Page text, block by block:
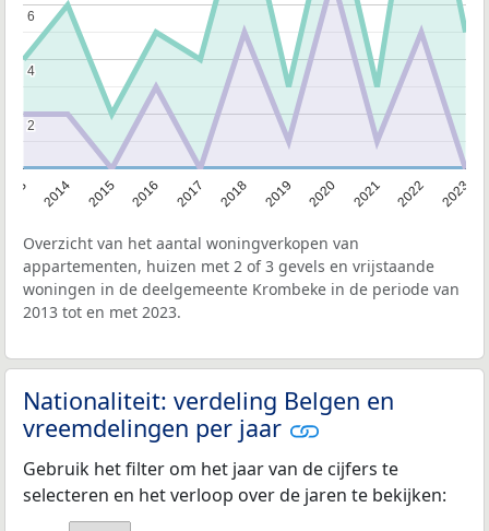
2014 2015 2016 2017 2018 2019 2020 2021 2022 2023
2
2
4
4
6
6
Overzicht van het aantal woningverkopen van
appartementen, huizen met 2 of 3 gevels en vrijstaande
woningen in de deelgemeente Krombeke in de periode van
2013 tot en met 2023.
Nationaliteit: verdeling Belgen en
vreemdelingen per jaar
Gebruik het filter om het jaar van de cijfers te
selecteren en het verloop over de jaren te bekijken: